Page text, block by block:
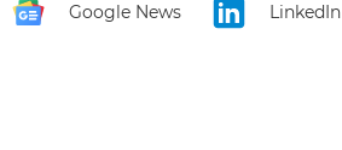
Google News LinkedIn